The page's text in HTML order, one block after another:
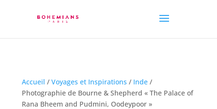
Accueil / Voyages et Inspirations / Inde/
Photographie de Bourne & Shepherd « The Palace of
Rana Bheem and Pudmini, Oodeypoor »